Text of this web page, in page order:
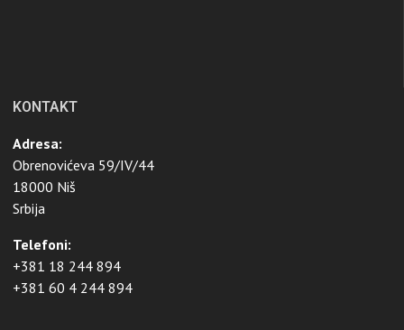
KONTAKT
Adresa:
Obrenovićeva 59/IV/44
18000 Niš
Srbija
Telefoni:
+381 18 244 894
+381 60 4 244 894